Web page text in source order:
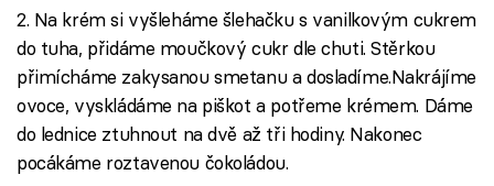
2. Na krém si vyšleháme šlehačku s vanilkovým cukrem
do tuha, přidáme moučkový cukr dle chuti. Stěrkou
přimícháme zakysanou smetanu a dosladíme.Nakrájíme
ovoce, vyskládáme na piškot a potřeme krémem. Dáme
do lednice ztuhnout na dvě až tři hodiny. Nakonec
pocákáme roztavenou čokoládou.